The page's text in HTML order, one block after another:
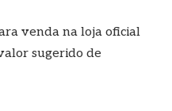
venda na loja oficial
sugerido de